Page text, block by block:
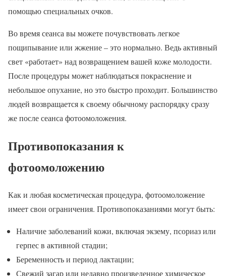
помощью специальных очков.
Во время сеанса вы можете почувствовать легкое
пощипывание или жжение – это нормально. Ведь активный
свет «работает» над возвращением вашей коже молодости.
После процедуры может наблюдаться покраснение и
небольшое опухание, но это быстро проходит. Большинство
людей возвращается к своему обычному распорядку сразу
же после сеанса фотоомоложения.
Противопоказания к
фотоомоложению
Как и любая косметическая процедура, фотоомоложение
имеет свои ограничения. Противопоказаниями могут быть:
Наличие заболеваний кожи, включая экзему, псориаз или
герпес в активной стадии;
Беременность и период лактации;
Свежий загар или недавно произведенное химическое